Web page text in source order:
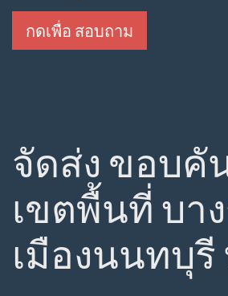
กดเพื่อ สอบถาม
จัดส่ง ขอบคั
เขตพื้นที่ บา
เมืองนนทบุ